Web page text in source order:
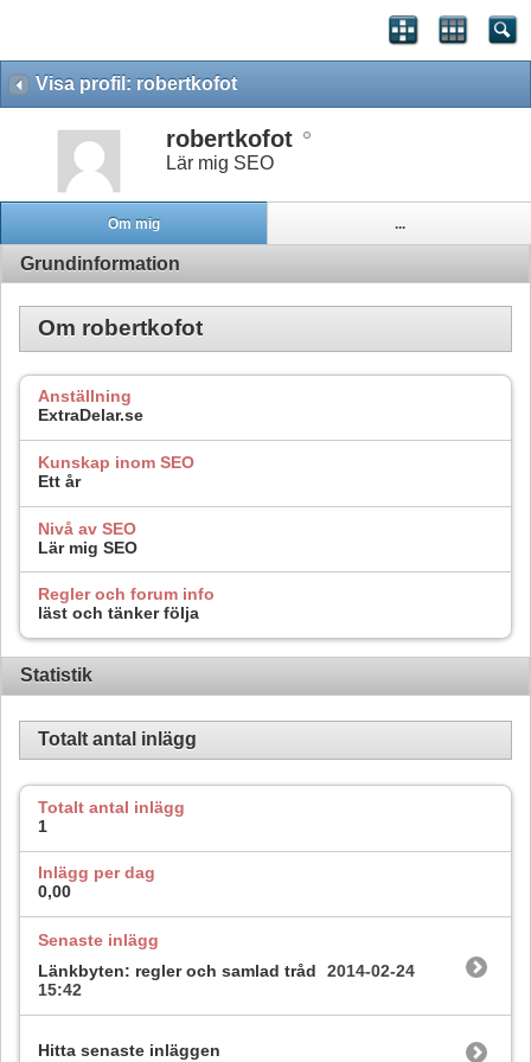
Visa profil: robertkofot
robertkofot
Lär mig SEO
Om mig ...
Grundinformation
Om robertkofot
Anställning
ExtraDelar.se
Kunskap inom SEO
Ett år
Nivå av SEO
Lär mig SEO
Regler och forum info
läst och tänker följa
Statistik
Totalt antal inlägg
Totalt antal inlägg
1
Inlägg per dag
0,00
Senaste inlägg
Länkbyten: regler och samlad tråd
2014-02-24
15:42
Hitta senaste inläggen